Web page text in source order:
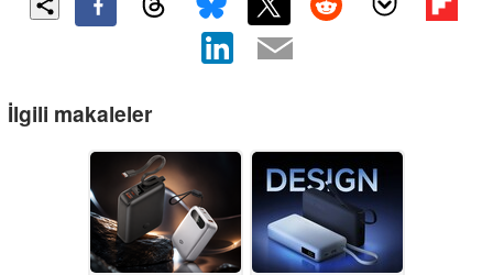
İlgili makaleler